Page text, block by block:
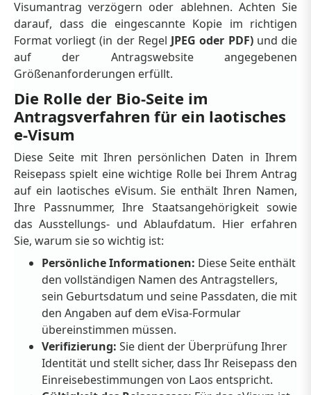
Visumantrag verzögern oder ablehnen. Achten Sie
darauf, dass die eingescannte Kopie im richtigen
Format vorliegt (in der Regel JPEG oder PDF)und die
auf der Antragswebsite angegebenen
Größenanforderungen erfüllt.
Die Rolle der Bio-Seite im
Antragsverfahren für ein laotisches
e-Visum
Diese Seite mit Ihren persönlichen Daten in Ihrem
Reisepass spielt eine wichtige Rolle bei Ihrem Antrag
auf ein laotisches eVisum. Sie enthält Ihren Namen,
Ihre Passnummer, Ihre Staatsangehörigkeit sowie
das Ausstellungs- und Ablaufdatum. Hier erfahren
Sie, warum sie so wichtig ist:
Persönliche Informationen: Diese Seite enthält
den vollständigen Namen des Antragstellers,
sein Geburtsdatum und seine Passdaten, die mit
den Angaben auf dem eVisa-Formular
übereinstimmen müssen.
Verifizierung: Sie dient der Überprüfung Ihrer
Identität und stellt sicher, dass Ihr Reisepass den
Einreisebestimmungen von Laos entspricht.